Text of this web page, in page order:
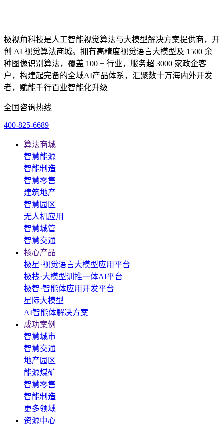
极视角科技是人工智能视觉算法与大模型解决方案提供商，开
创 AI 视觉算法商城。拥有高精度视觉语言大模型及 1500 余
种图像识别算法，覆盖 100 + 行业，服务超 3000 家政企客
户，构建起完备的全域AI产品体系，汇聚数十万海内外开发
者，赋能千行百业智能化升级
全国咨询热线
400-825-6689
算法商城
智慧能源
智能制造
智慧零售
建筑地产
智慧园区
无人机应用
智慧城管
智慧交通
核心产品
极星·视觉语言大模型应用平台
极栈·大模型训推一体AI平台
极智·智能体应用开发平台
星际大模型
AI智能体解决方案
成功案例
智慧城市
智慧交通
地产园区
能源煤矿
智慧零售
智能制造
更多领域
资源中心